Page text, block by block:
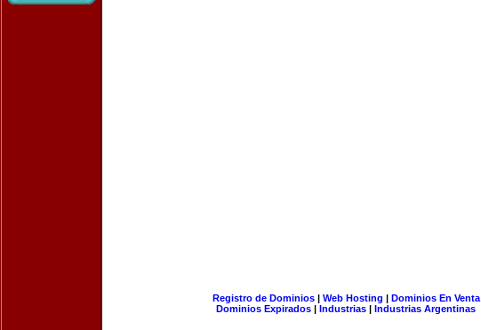
Registro de Dominios| Web Hosting | Dominios En Venta
Dominios Expirados | Industrias | Industrias Argentinas